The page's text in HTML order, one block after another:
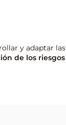
y adaptar las
de los riesgos